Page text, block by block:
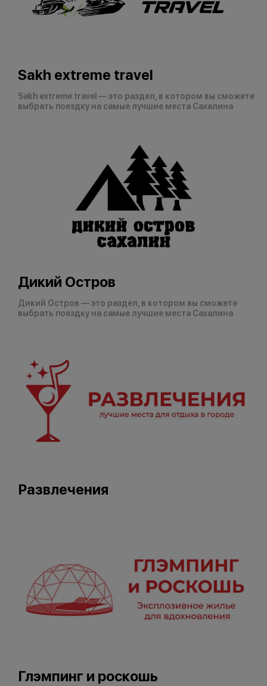
Sakh extreme travel
Sakh extreme travel — это раздел, в котором вы сможете
выбрать поездку на самые лучшие места Сахалина
Дикий Остров
Дикий Остров — это раздел, в котором вы сможете
выбрать поездку на самые лучшие места Сахалина
Развлечения
Глэмпинг и роскошь